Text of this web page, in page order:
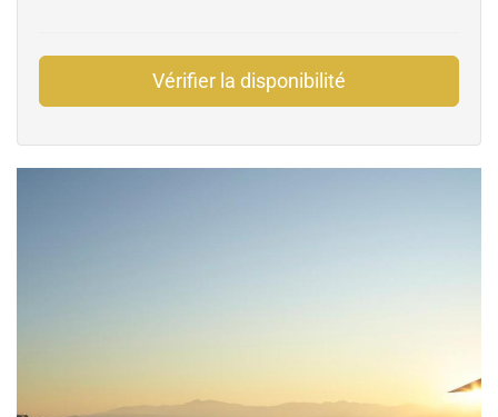
Vérifier la disponibilité